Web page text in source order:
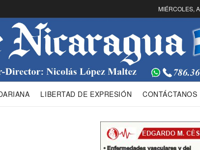
MIÉRCOLES,
LIBERTAD DE EXPRESIÓN CONTÁCTANOS